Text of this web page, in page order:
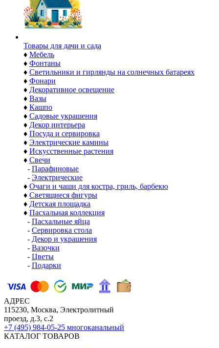
Товары для дачи и сада
♦ Мебель
♦ Фонтаны
♦ Светильники и гирлянды на солнечных батареях
♦ Фонари
♦ Декоративное освещение
♦ Вазы
♦ Кашпо
♦ Садовые украшения
♦ Декор интерьера
♦ Посуда и сервировка
♦ Электрические камины
♦ Искусственные растения
♦ Свечи
- Парафиновые
- Электрические
♦ Очаги и чаши для костра, гриль, барбекю
♦ Светящиеся фигуры
♦ Детская площадка
♦ Пасхальная коллекция
- Пасхальные яйца
- Сервировка стола
- Декор и украшения
- Вазочки
- Цветы
- Подарки
АДРЕС
115230, Москва, Электролитный
проезд, д.3, с.2
+7 (495) 984-05-25 многоканальный
КАТАЛОГ ТОВАРОВ